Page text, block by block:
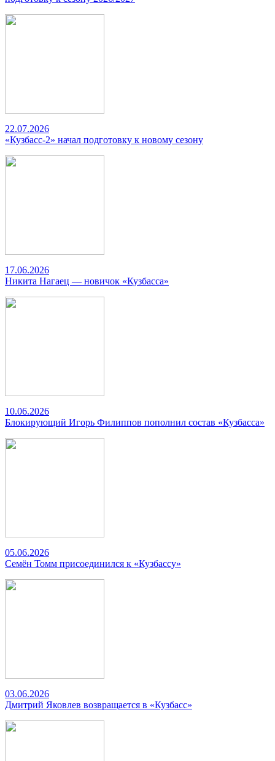
22.07.2026
«Кузбасс-2» начал подготовку к новому сезону
17.06.2026
Никита Нагаец — новичок «Кузбасса»
10.06.2026
Блокирующий Игорь Филиппов пополнил состав «Кузбасса»
05.06.2026
Семён Томм присоединился к «Кузбассу»
03.06.2026
Дмитрий Яковлев возвращается в «Кузбасс»